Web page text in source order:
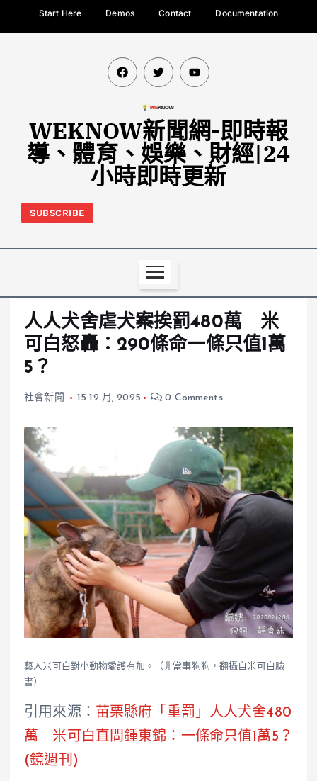
Start Here Demos Contact Documentation
WEKNOW新聞網-即時報
導、體育、娛樂、財經|24
小時即時更新
SUBSCRIBE
人人犬舍虐犬案挨罰480萬 米
可白怒轟：290條命一條只值1萬
5？
社會新聞 15 12 月, 2025 0 Comments
藝人米可白對小動物愛護有加。（非當事狗狗，翻攝自米可白臉
書）
引用來源： 苗栗縣府「重罰」人人犬舍480
萬 米可白直問鍾東錦：一條命只值1萬5？
(鏡週刊)